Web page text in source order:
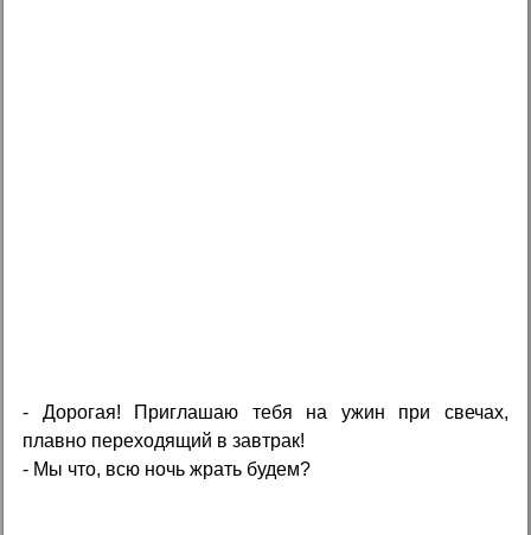
- Дорогая! Приглашаю тебя на ужин при свечах,
плавно переходящий в завтрак!
- Мы что, всю ночь жрать будем?